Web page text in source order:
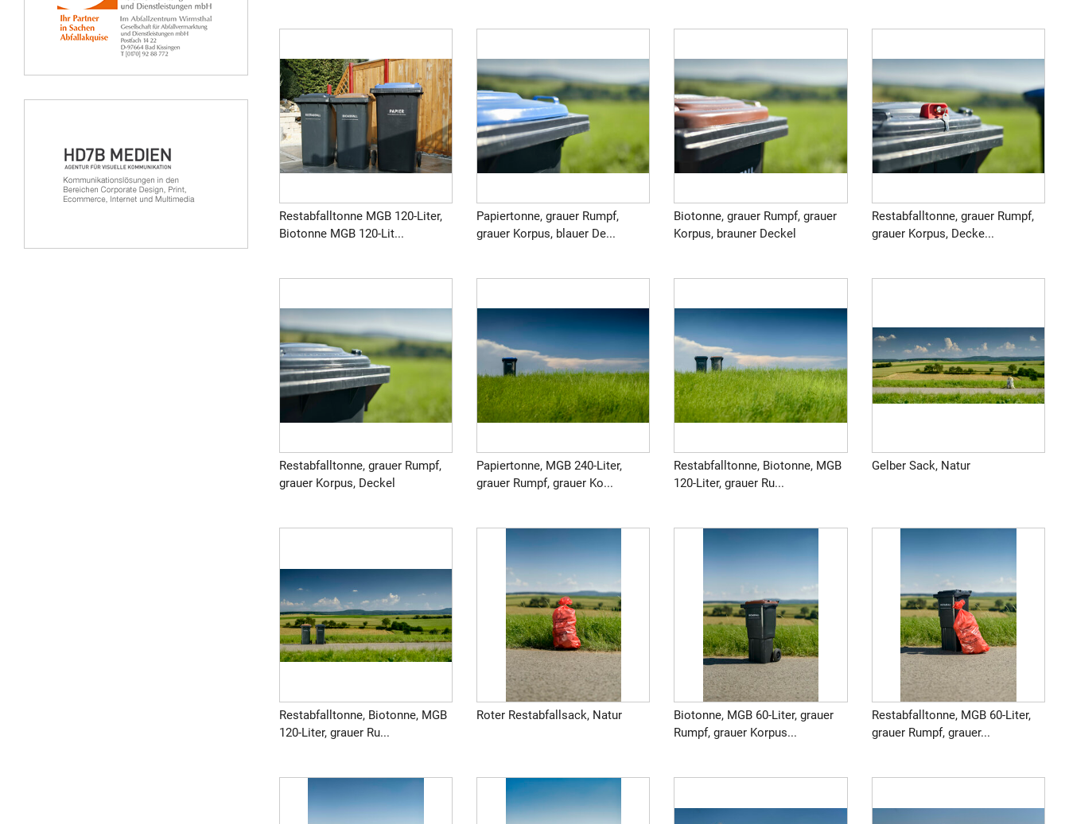
Restabfalltonne MGB 120-Liter,
Biotonne MGB 120-Lit...
Papiertonne, grauer Rumpf,
grauer Korpus, blauer De...
Biotonne, grauer Rumpf, grauer
Korpus, brauner Deckel
Restabfalltonne, grauer Rumpf,
grauer Korpus, Decke...
Restabfalltonne, grauer Rumpf,
grauer Korpus, Deckel
Papiertonne, MGB 240-Liter,
grauer Rumpf, grauer Ko...
Restabfalltonne, Biotonne, MGB
120-Liter, grauer Ru...
Gelber Sack, Natur
Restabfalltonne, Biotonne, MGB
120-Liter, grauer Ru...
Roter Restabfallsack, Natur
Biotonne, MGB 60-Liter, grauer
Rumpf, grauer Korpus...
Restabfalltonne, MGB 60-Liter,
grauer Rumpf, grauer...